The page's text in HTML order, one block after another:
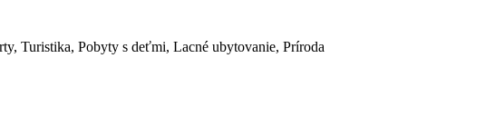
Turistika, Pobyty s deťmi, Lacné ubytovanie, Príroda